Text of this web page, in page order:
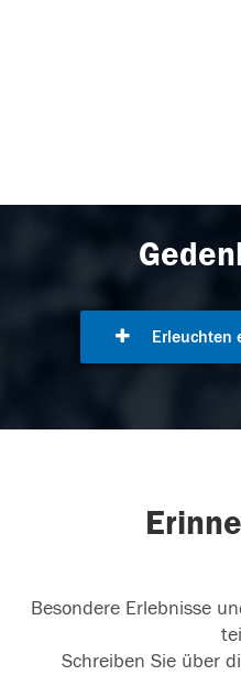
Erleuchten
Besondere Erlebnisse
Schreiben Sie über